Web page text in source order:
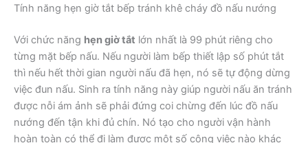
Tính năng hẹn giờ tắt bếp tránh khê cháy đồ nấu nướng
Với chức năng hẹn giờ tắt lớn nhất là 99 phút riêng cho
từng mặt bếp nấu. Nếu người làm bếp thiết lập số phút tắt
thì nếu hết thời gian người nấu đã hẹn, nó sẽ tự động dừng
việc đun nấu. Sinh ra tính năng này giúp người nấu ăn tránh
được nỗi ám ảnh sẽ phải đứng coi chừng đến lúc đồ nấu
nướng đến tận khi đủ chín. Nó tạo cho người vận hành
hoàn toàn có thể đi làm được một số công việc nào khác